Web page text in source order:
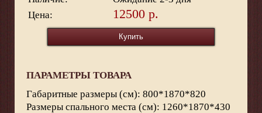
Цена:
12500 р.
ПАРАМЕТРЫ ТОВАРА
Габаритные размеры (см): 800*1870*820
Размеры спального места (см): 1260*1870*430